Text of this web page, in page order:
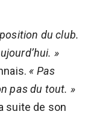
du club.
»
« Pas
pas du tout. »
suite de son